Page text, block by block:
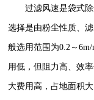
过滤风速是袋式除
选择是由粉尘性质、
般选用范围为0.2～
用低，但阻力高、效
大费用高，占地面积